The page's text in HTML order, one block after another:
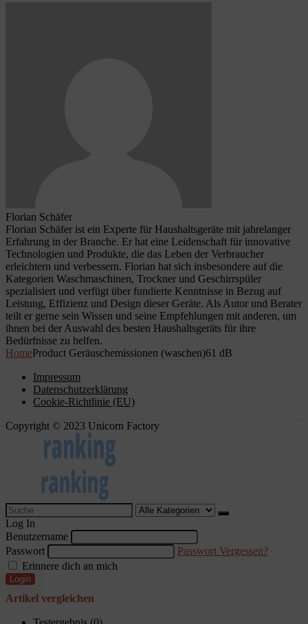
Florian Schäfer
Florian Schäfer ist ein Experte für Haushaltsgeräte mit jahrelanger
Erfahrung in der Branche. Er hat eine Leidenschaft für innovative
Technologien und Produkte, die das Leben der Verbraucher
erleichtern und verbessern. Florian hat sich insbesondere auf die
Kategorien Waschmaschinen, Trockner und Geschirrspüler
spezialisiert und verfügt über fundierte Kenntnisse in Bezug auf
Leistung, Effizienz und Design dieser Geräte. Als Autor und Berater
teilt er gerne sein Wissen und seine Empfehlungen mit anderen, um
ihnen bei der Auswahl des besten Haushaltsgeräts für ihre
Bedürfnisse zu helfen.
HomeProduct Geräuschemissionen (waschen)61 dB
Impressum
Datenschutzerklärung
Cookie-Richtlinie (EU)
Copyright © 2023 Unicorn Factory
Search
for:
Log In
Benutzername
Passwort
Passwort Vergessen?
Erinnere dich an mich
Login
Artikel vergleichen